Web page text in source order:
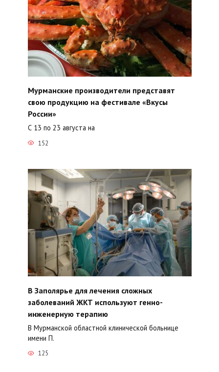
Мурманские производители представят
свою продукцию на фестивале «Вкусы
России»
С 13 по 23 августа на
152
В Заполярье для лечения сложных
заболеваний ЖКТ используют генно-
инженерную терапию
В Мурманской областной клинической больнице
имени П.
125